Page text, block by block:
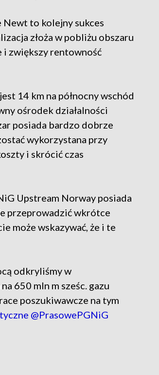
Newt to kolejny sukces
złoża w pobliżu obszaru
i zwiększy rentowność
14 km na północny wschód
ośrodek działalności
posiada bardzo dobrze
wykorzystana przy
i skrócić czas
Upstream Norway posiada
przeprowadzić wkrótce
może wskazywać, że i te
odkryliśmy w
650 mln m sześc. gazu
poszukiwawcze na tym
@PrasowePGNiG